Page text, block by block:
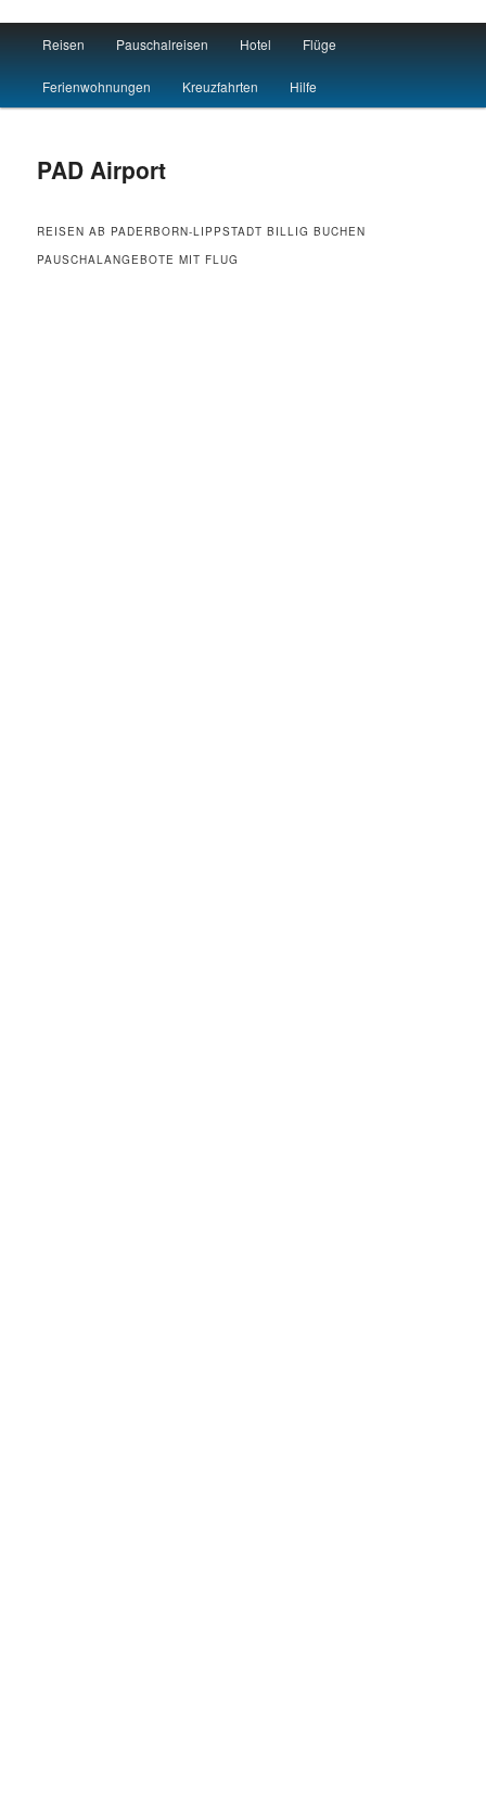
Flug Hotel Urlaub
Skip to primary content
Skip to secondary content
Reisen Pauschalreisen Hotel Flüge
Ferienwohnungen Kreuzfahrten Hilfe
PAD Airport
REISEN AB PADERBORN-LIPPSTADT BILLIG BUCHEN
PAUSCHALANGEBOTE MIT FLUG